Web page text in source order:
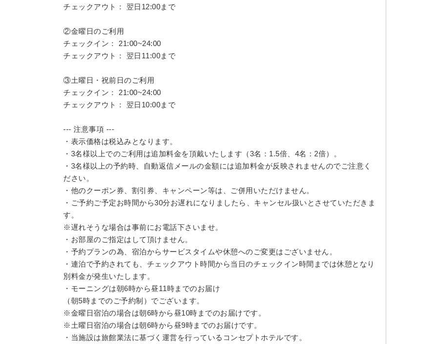
チェックアウト： 翌日12:00まで
②金曜日のご利用
チェックイン： 21:00~24:00
チェックアウト： 翌日11:00まで
③土曜日・祝前日のご利用
チェックイン： 21:00~24:00
チェックアウト： 翌日10:00まで
--- 注意事項 ---
・表示価格は税込みとなります。
・3名様以上でのご利用は追加料金を頂戴いたします（3名：1.5倍、4名：2倍）。
・3名様以上の予約時、自動返信メールの金額には追加料金が反映されませんのでご注意く
ださい。
・他のクーポン券、割引券、キャンペーン等は、ご併用いただけません。
・ご予約ご予定お時間から30分お遅れになりましたら、キャンセル扱いとさせていただきま
す。
※遅れそうな場合は事前にお電話下さいませ。
・お部屋のご指定はして頂けません。
・予約プランの為、宿泊からサービスタイムや休憩へのご変更はございません。
・連泊で予約されても、チェックアウト時間から当日のチェックイン時間までは休憩となり
別料金が発生いたします。
・モーニングは朝6時から昼11時までのお届け
（朝5時までのご予約制）でございます。
※金曜日宿泊の場合は朝6時から昼10時までのお届けです。
※土曜日宿泊の場合は朝6時から昼9時までのお届けです。
・当施設は旅館業法に基づく運営を行っているコンセプトホテルです。